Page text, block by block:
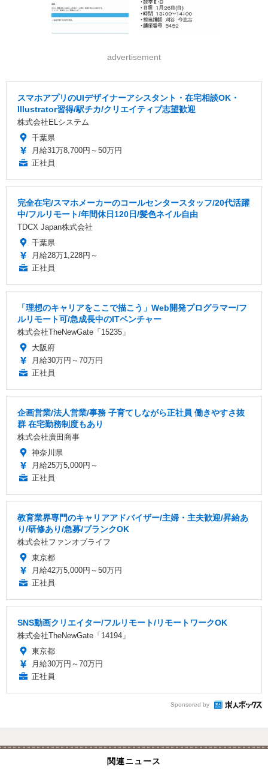
advertisement
スマホアプリのUIデザイナーアシスタント・在宅相談OK・
Illustrator習得/駅チカ/クリエイティブ志望歓迎
株式会社ELシステム
千葉県
月給31万8,700円～50万円
正社員
完全在宅/スマホメーカーのコールセンタースタッフ/20代活躍
中/フルリモート/年間休日120日/髪色ネイル自由
TDCX Japan株式会社
千葉県
月給28万1,228円～
正社員
「理想のキャリアをここで描こう」Web開発プログラマー/フ
ルリモート可/急成長中のITベンチャー
株式会社TheNewGate「15235」
大阪府
月給30万円～70万円
正社員
企画営業/法人営業/事務 子育てしながら正社員 働きやすさ抜
群 在宅勤務制度もあり
株式会社廣田商事
神奈川県
月給25万5,000円～
正社員
教育業界専門のキャリアアドバイザー/主婦・主夫歓迎/昇給あ
り/研修あり/急募/ブランクOK
株式会社ファンオブライフ
東京都
月給42万5,000円～50万円
正社員
SNS動画クリエイター/フルリモート/リモートワークOK
株式会社TheNewGate「14194」
東京都
月給30万円～70万円
正社員
Sponsored by
関連ニュース